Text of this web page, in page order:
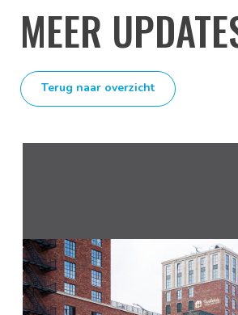
MEER
Terug naar overzicht